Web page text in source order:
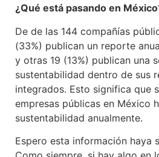
¿Qué está pasando en
De de las 144 compañías
(33%) publican un reporte
y otras 19 (13%) publican una
sustentabilidad dentro de sus
integrados. Esto significa que
empresas públicas en México
sustentabilidad anualmente.
Espero esta información haya